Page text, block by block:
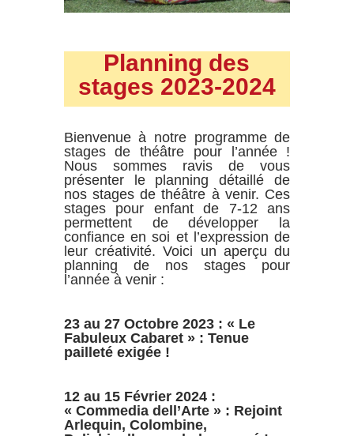
Planning des
stages 2023-2024
Bienvenue à notre programme de
stages de théâtre pour l’année !
Nous sommes ravis de vous
présenter le planning détaillé de
nos stages de théâtre à venir. Ces
stages pour enfant de 7-12 ans
permettent de développer la
confiance en soi et l’expression de
leur créativité. Voici un aperçu du
planning de nos stages pour
l’année à venir :
23 au 27 Octobre 2023 : « Le
Fabuleux Cabaret » : Tenue
pailleté exigée !
12 au 15 Février 2024 :
« Commedia dell’Arte » : Rejoint
Arlequin, Colombine,